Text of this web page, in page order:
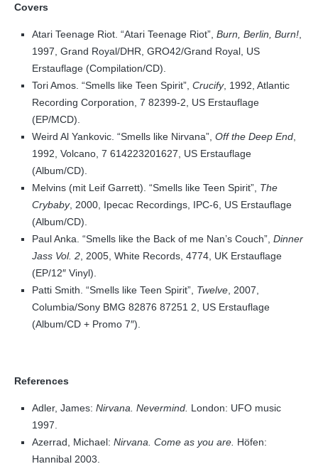
Covers
Atari Teenage Riot. “Atari Teenage Riot”, Burn, Berlin, Burn!
1997, Grand Royal/DHR, GRO42/Grand Royal, US
Erstauflage (Compilation/CD).
Tori Amos. “Smells like Teen Spirit”, Crucify, 1992, Atlantic
Recording Corporation, 7 82399-2, US Erstauflage
(EP/MCD).
Weird Al Yankovic. “Smells like Nirvana”, Off the Deep End
1992, Volcano, 7 614223201627, US Erstauflage
(Album/CD).
Melvins (mit Leif Garrett). “Smells like Teen Spirit”, The
Crybaby, 2000, Ipecac Recordings, IPC-6, US Erstauflage
(Album/CD).
Paul Anka. “Smells like the Back of me Nan’s Couch”, Dinner
Jass Vol. 2 , 2005, White Records, 4774, UK Erstauflage
(EP/12″ Vinyl).
Patti Smith. “Smells like Teen Spirit”, Twelve , 2007,
Columbia/Sony BMG 82876 87251 2, US Erstauflage
(Album/CD + Promo 7″).
References
Adler, James: Nirvana. Nevermind. London: UFO music
1997.
Azerrad, Michael: Nirvana. Come as you are. Höfen:
Hannibal 2003.